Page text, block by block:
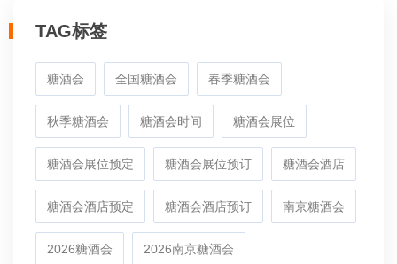
界首市刘素玲食品有限公司
界首市暇米食品有限公司
福建纳滋宝食品有限公司
TAG标签
糖酒会 全国糖酒会 春季糖酒会
秋季糖酒会 糖酒会时间 糖酒会展位
糖酒会展位预定 糖酒会展位预订 糖酒会酒店
糖酒会酒店预定 糖酒会酒店预订 南京糖酒会
2026糖酒会 2026南京糖酒会